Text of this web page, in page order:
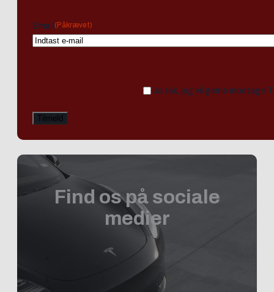
Email (Påkrævet)
Ja tak, jeg vil gerne modtage
Find os på sociale
medier